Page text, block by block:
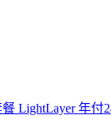
LightLayer 年付